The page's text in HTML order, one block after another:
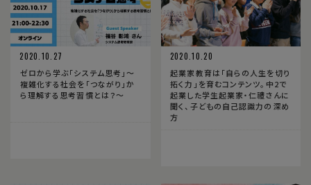
2020.10.27
ゼロから学ぶ「システム思考」〜
複雑化する社会を「つながり」か
ら理解する思考習慣とは？〜
2020.10.20
起業家教育は「自らの人生を切り
拓く力」を育むコンテンツ。中2で
起業した学生起業家・仁禮さんに
聞く、子どもの自己認識力の深め
方